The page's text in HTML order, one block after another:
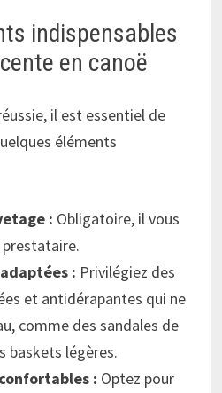
indispensables
en canoë
il est essentiel de
éléments
: Obligatoire, il vous
: Privilégiez des
et antidérapantes qui ne
comme des sandales de
baskets légères.
: Optez pour